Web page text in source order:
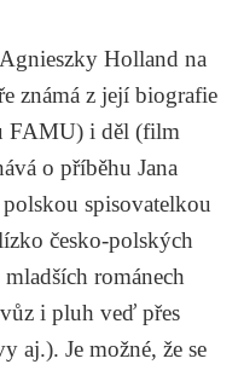
Agnieszky Holland na
známá z její biografie
FAMU) i děl (film
o příběhu Jana
spisovatelkou
česko-polských
románech
i pluh veď přes
aj.). Je možné, že se